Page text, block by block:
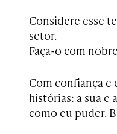
Considere esse
setor.
Faça-o com
Com confiança
histórias: a sua e
como eu puder.